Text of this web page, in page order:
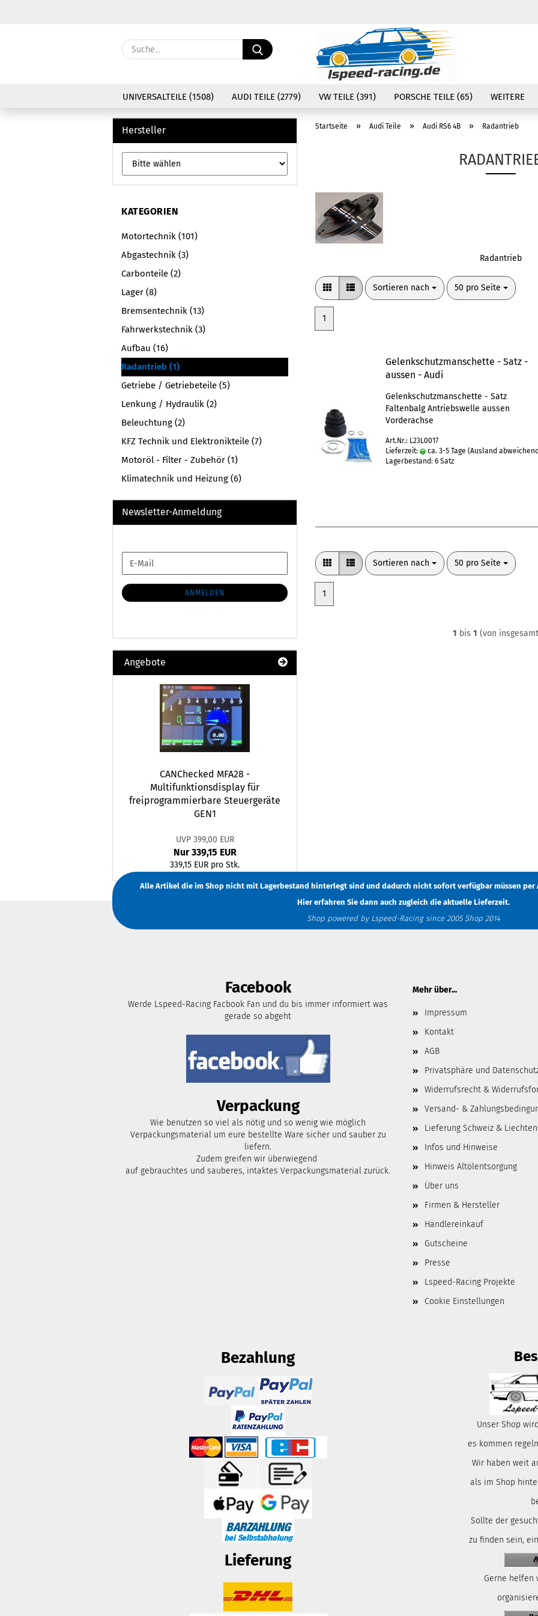
Währung auswählen
Suche...
UNIVERSALTEILE (1508) AUDI TEILE (2779) VW TEILE (391) PORSCHE TEILE (65) WEITERE
Startseite » Audi Teile » Audi RS6 4B » Radantrieb
Radantrieb
Sortieren nach
Sortieren nach 50 pro Seite
pro Seite
1
Gelenkschutzmanschette - Satz -
aussen - Audi
Gelenkschutzmanschette - Satz
Faltenbalg Antriebswelle aussen
Vorderachse
Art.Nr.: L23L0017
Lieferzeit:
ca. 3-5 Tage (Ausland
Lagerbestand: 6 Satz
Sortieren nach
Sortieren nach 50 pro Seite
pro Seite
1
1 bis1 (von
Hersteller
KATEGORIEN
Motortechnik (101)
Abgastechnik (3)
Carbonteile (2)
Lager (8)
Bremsentechnik (13)
Fahrwerkstechnik (3)
Aufbau (16)
Radantrieb (1)
Getriebe / Getriebeteile (5)
Lenkung / Hydraulik (2)
Beleuchtung (2)
KFZ Technik und Elektronikteile (7)
Motoröl - Filter - Zubehör (1)
Klimatechnik und Heizung (6)
Newsletter-Anmeldung
ZUR
ANMELDUNG
E-
Mail
ANMELDEN
Angebote
CANChecked MFA28 -
Multifunktionsdisplay für
freiprogrammierbare Steuergeräte
GEN1
UVP 399,00 EUR
Nur 339,15 EUR
339,15 EUR pro Stk.
Alle Artikel die im Shop nicht mit Lagerbestand hinterlegt sind und dadurch nicht sofort verfügbar müssen per
Hier erfahren Sie dann auch zugleich die aktuelle Lieferzeit.
Shop powered by Lspeed-Racing since 2005 Shop 2014
Facebook
Werde Lspeed-Racing Facbook Fan und du bis immer informiert was
gerade so abgeht
Verpackung
Wie benutzen so viel als nötig und so wenig wie möglich
Verpackungsmaterial um eure bestellte Ware sicher und sauber zu
liefern.
Zudem greifen wir überwiegend
auf gebrauchtes und sauberes, intaktes Verpackungsmaterial zurück.
Mehr über...
Impressum
Kontakt
AGB
Privatsphäre und
Widerrufsrecht &
Versand- &
Lieferung Schweiz &
Infos und Hinweise
Hinweis Altölentsorgung
Über uns
Firmen & Hersteller
Händlereinkauf
Gutscheine
Presse
Lspeed-Racing Projekte
Cookie Einstellungen
Bezahlung
Lieferung
Unser Shop
es kommen
Wir haben weit
als im Shop
Sollte der
zu finden sein,
Gerne helfen